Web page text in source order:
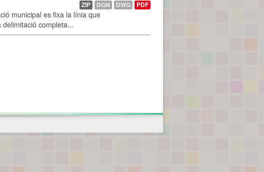
municipal es fixa la línia que
completa...
ZIP DGN DWG PDF